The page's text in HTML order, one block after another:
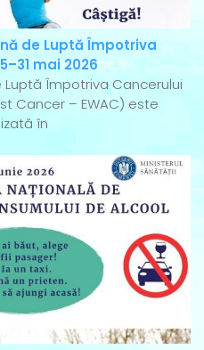
de Luptă Împotriva
mai 2026
Împotriva Cancerului
Cancer – EWAC) este
în